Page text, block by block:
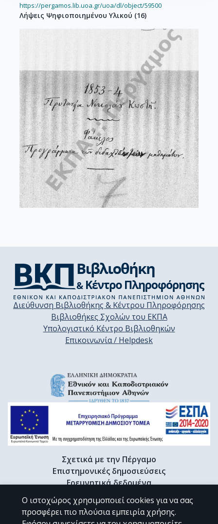
https://pergamos.lib.uoa.gr/uoa/dl/object/59500
Λήψεις Ψηφιοποιημένου Υλικού (16)
Διεύθυνση Βιβλιοθήκης & Κέντρου Πληροφόρησης
Βιβλιοθήκες Σχολών του ΕΚΠΑ
Υπολογιστικό Κέντρο Βιβλιοθηκών
Επικοινωνία / Helpdesk
Σχετικά με την Πέργαμο
Επιστημονικές δημοσιεύσεις
Ερευνητικά δεδομένα
Διδακτορικές διατριβές & Γκρίζα βιβλιογραφία
Προφίλ Ερευνητή
Ο ιστοχώρος χρησιμοποιεί cookies για να σας
προσφέρει πιο πλούσια εμπειρία χρήσης.